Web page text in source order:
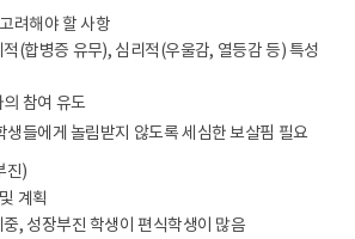
려해야 할 사항
(합병증 유무), 심리적(우울감, 열등감 등) 특성
참여 유도
생들에게 놀림받지 않도록 세심한 보살핌 필요
진)
계획
, 성장부진 학생이 편식학생이 많음